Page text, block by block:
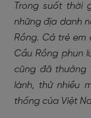
Trong suốt thời
những địa danh
Rồng. Cả trẻ em
Cầu Rồng phun
cũng đã thưởng
lành, thử nhiều
thống của Việt